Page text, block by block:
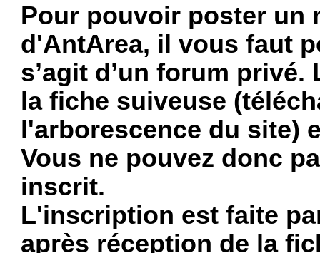
Pour pouvoir poster un
d'AntArea, il vous faut
s’agit d’un forum
la fiche suiveuse
l'arborescence du site)
Vous ne pouvez donc
inscrit.
L'inscription est faite
après réception de la